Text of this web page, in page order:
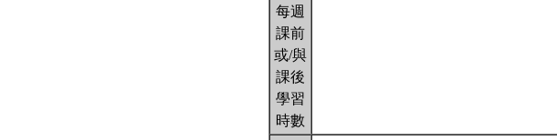
每週
課前
或/與
課後
學習
時數